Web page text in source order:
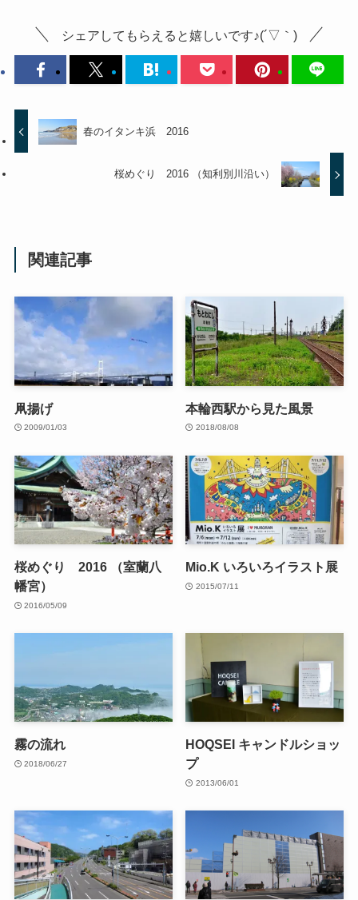
シェアしてもらえると嬉しいです♪(´▽｀)
春のイタンキ浜 2016
桜めぐり 2016 （知利別川沿い）
関連記事
凧揚げ
2009/01/03
本輪西駅から見た風景
2018/08/08
桜めぐり 2016 （室蘭八
幡宮）
2016/05/09
Mio.K いろいろイラスト展
2015/07/11
霧の流れ
2018/06/27
HOQSEI キャンドルショッ
プ
2013/06/01